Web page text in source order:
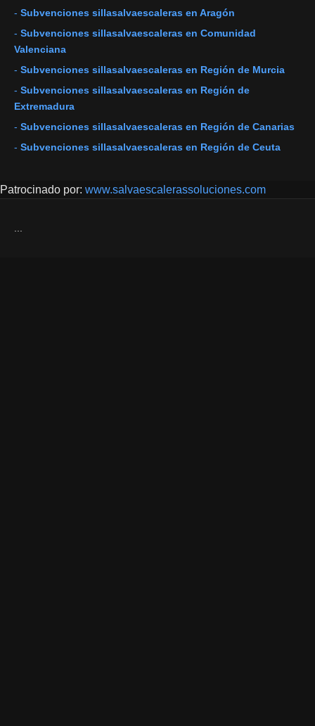
- Subvenciones sillasalvaescaleras en Aragón
- Subvenciones sillasalvaescaleras en Comunidad
Valenciana
- Subvenciones sillasalvaescaleras en Región de Murcia
- Subvenciones sillasalvaescaleras en Región de
Extremadura
- Subvenciones sillasalvaescaleras en Región de Canarias
- Subvenciones sillasalvaescaleras en Región de Ceuta
Patrocinado por: www.salvaescalerassoluciones.com